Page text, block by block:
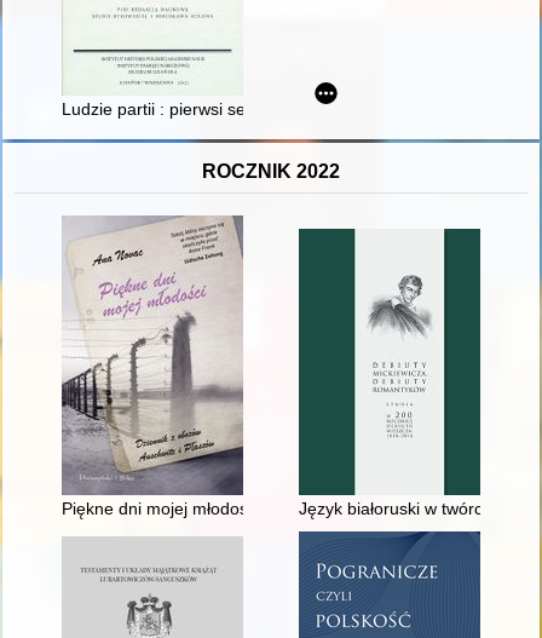
Ludzie partii : pierwsi sekretarze Komitetu Wojewódzkiego
ROCZNIK 2022
Piękne dni mojej młodości Język białoruski w twórczości